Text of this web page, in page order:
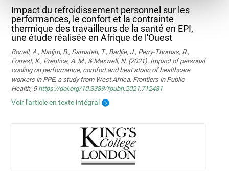
Impact du refroidissement personnel sur les
performances, le confort et la contrainte
thermique des travailleurs de la santé en EPI,
une étude réalisée en Afrique de l'Ouest
Bonell, A., Nadjm, B., Samateh, T., Badjie, J., Perry-Thomas, R.,
Forrest, K., Prentice, A. M., & Maxwell, N. (2021). Impact of personal
cooling on performance, comfort and heat strain of healthcare
workers in PPE, a study from West Africa. Frontiers in Public
Health, 9 https://doi.org/10.3389/fpubh.2021.712481
Voir l'article en texte intégral